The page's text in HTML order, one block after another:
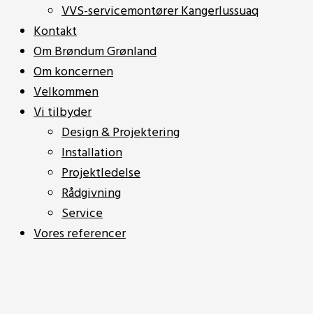
VVS-servicemontører Kangerlussuaq
Kontakt
Om Brøndum Grønland
Om koncernen
Velkommen
Vi tilbyder
Design & Projektering
Installation
Projektledelse
Rådgivning
Service
Vores referencer